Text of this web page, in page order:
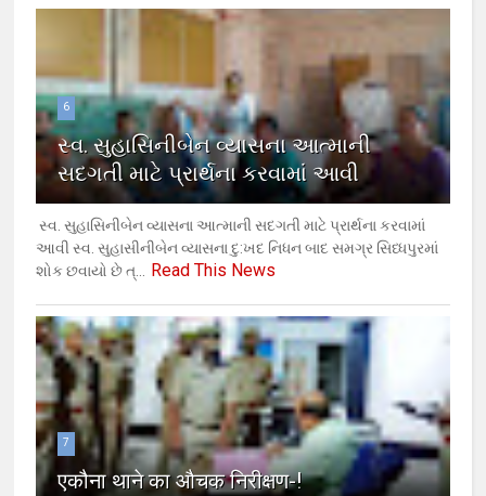
6
સ્વ. સુહાસિનીબેન વ્યાસના આત્માની
સદગતી માટે પ્રાર્થના કરવામાં આવી
સ્વ. સુહાસિનીબેન વ્યાસના આત્માની સદગતી માટે પ્રાર્થના કરવામાં
આવી સ્વ. સુહાસીનીબેન વ્યાસના દુ:ખદ નિધન બાદ સમગ્ર સિધ્ધપુરમાં
શોક છવાયો છે ત્...
Read This News
7
एकौना थाने का औचक निरीक्षण-!